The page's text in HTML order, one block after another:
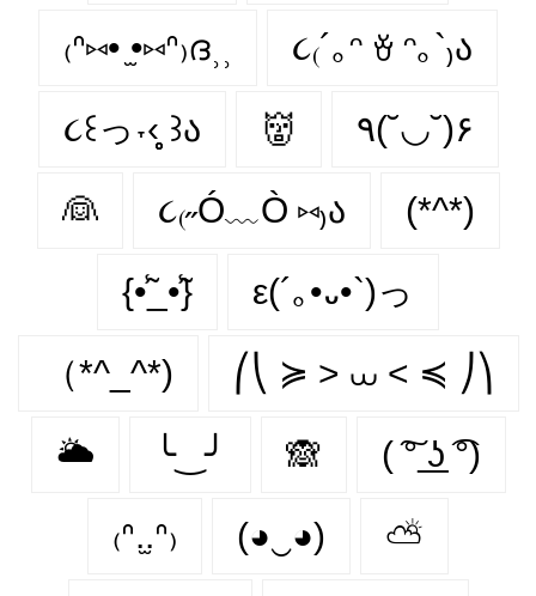
₍ᐢ⑅• ̫•⑅ᐢ₎ദ⸒⸒ ૮₍´｡ᵔ ꈊ ᵔ｡`₎ა
૮꒰っ˕‹̥̥̥ ꒱ა 👹 ٩(˘◡˘)۶
👰 ૮₍˶Ó﹏Ò ⑅₎ა (*^*)
{•̃̾_•̃̾} ε(´｡•᎑•`)っ
（*^_^*) ⎛⎝ ≽ > ⩊ < ≼ ⎠⎞
🌥 ╰‿╯ 🙈 ( ͠° ͟ʖ ͡°)
₍ᐢ.̫.ᐢ₎ (◕‿◕) ⛅